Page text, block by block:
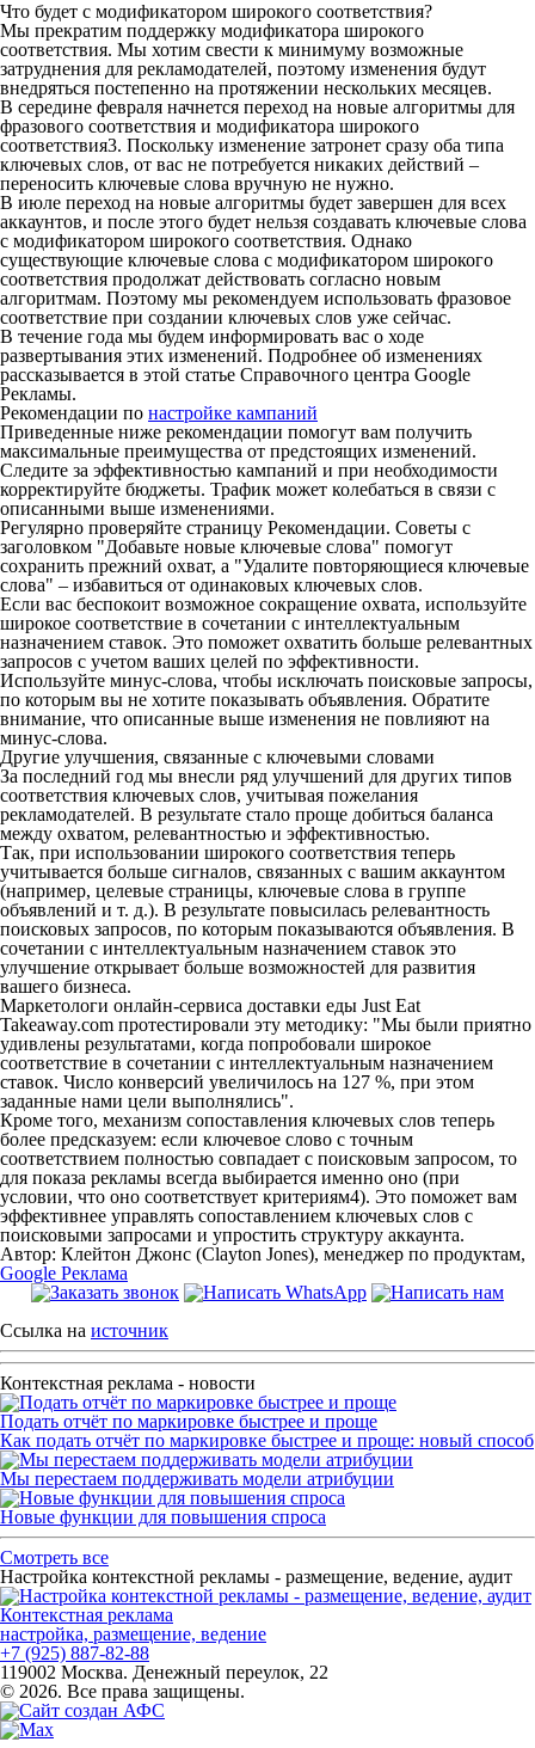
Что будет с модификатором широкого соответствия?
Мы прекратим поддержку модификатора широкого
соответствия. Мы хотим свести к минимуму возможные
затруднения для рекламодателей, поэтому изменения будут
внедряться постепенно на протяжении нескольких месяцев.
В середине февраля начнется переход на новые алгоритмы для
фразового соответствия и модификатора широкого
соответствия3. Поскольку изменение затронет сразу оба типа
ключевых слов, от вас не потребуется никаких действий –
переносить ключевые слова вручную не нужно.
В июле переход на новые алгоритмы будет завершен для всех
аккаунтов, и после этого будет нельзя создавать ключевые слова
с модификатором широкого соответствия. Однако
существующие ключевые слова с модификатором широкого
соответствия продолжат действовать согласно новым
алгоритмам. Поэтому мы рекомендуем использовать фразовое
соответствие при создании ключевых слов уже сейчас.
В течение года мы будем информировать вас о ходе
развертывания этих изменений. Подробнее об изменениях
рассказывается в этой статье Справочного центра Google
Рекламы.
Рекомендации по настройке кампаний
Приведенные ниже рекомендации помогут вам получить
максимальные преимущества от предстоящих изменений.
Следите за эффективностью кампаний и при необходимости
корректируйте бюджеты. Трафик может колебаться в связи с
описанными выше изменениями.
Регулярно проверяйте страницу Рекомендации. Советы с
заголовком "Добавьте новые ключевые слова" помогут
сохранить прежний охват, а "Удалите повторяющиеся ключевые
слова" – избавиться от одинаковых ключевых слов.
Если вас беспокоит возможное сокращение охвата, используйте
широкое соответствие в сочетании с интеллектуальным
назначением ставок. Это поможет охватить больше релевантных
запросов с учетом ваших целей по эффективности.
Используйте минус-слова, чтобы исключать поисковые запросы,
по которым вы не хотите показывать объявления. Обратите
внимание, что описанные выше изменения не повлияют на
минус-слова.
Другие улучшения, связанные с ключевыми словами
За последний год мы внесли ряд улучшений для других типов
соответствия ключевых слов, учитывая пожелания
рекламодателей. В результате стало проще добиться баланса
между охватом, релевантностью и эффективностью.
Так, при использовании широкого соответствия теперь
учитывается больше сигналов, связанных с вашим аккаунтом
(например, целевые страницы, ключевые слова в группе
объявлений и т. д.). В результате повысилась релевантность
поисковых запросов, по которым показываются объявления. В
сочетании с интеллектуальным назначением ставок это
улучшение открывает больше возможностей для развития
вашего бизнеса.
Маркетологи онлайн-сервиса доставки еды Just Eat
Takeaway.com протестировали эту методику: "Мы были приятно
удивлены результатами, когда попробовали широкое
соответствие в сочетании с интеллектуальным назначением
ставок. Число конверсий увеличилось на 127 %, при этом
заданные нами цели выполнялись".
Кроме того, механизм сопоставления ключевых слов теперь
более предсказуем: если ключевое слово с точным
соответствием полностью совпадает с поисковым запросом, то
для показа рекламы всегда выбирается именно оно (при
условии, что оно соответствует критериям4). Это поможет вам
эффективнее управлять сопоставлением ключевых слов с
поисковыми запросами и упростить структуру аккаунта.
Автор: Клейтон Джонс (Clayton Jones), менеджер по продуктам,
Google Реклама
Ссылка на источник
Контекстная реклама - новости
Подать отчёт по маркировке быстрее и проще
Как подать отчёт по маркировке быстрее и проще: новый способ
Мы перестаем поддерживать модели атрибуции
Новые функции для повышения спроса
Смотреть все
Настройка контекстной рекламы - размещение, ведение, аудит
Контекстная реклама
настройка, размещение, ведение
+7 (925) 887-82-88
119002 Москва. Денежный переулок, 22
© 2026. Все права защищены.